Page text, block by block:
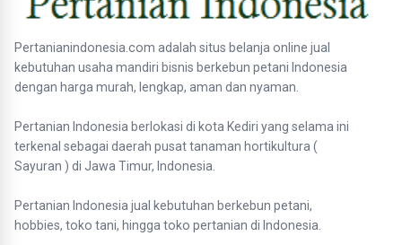
Pertanianindonesia.com adalah situs belanja online jual
kebutuhan usaha mandiri bisnis berkebun petani Indonesia
dengan harga murah, lengkap, aman dan nyaman.
Pertanian Indonesia berlokasi di kota Kediri yang selama ini
terkenal sebagai daerah pusat tanaman hortikultura (
Sayuran ) di Jawa Timur, Indonesia.
Pertanian Indonesia jual kebutuhan berkebun petani,
hobbies, toko tani, hingga toko pertanian di Indonesia.